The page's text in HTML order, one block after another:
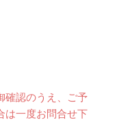
確認のうえ、ご予
は一度お問合せ下